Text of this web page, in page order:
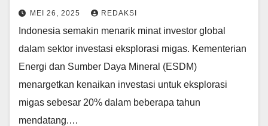
MEI 26, 2025 REDAKSI
Indonesia semakin menarik minat investor global
dalam sektor investasi eksplorasi migas. Kementerian
Energi dan Sumber Daya Mineral (ESDM)
menargetkan kenaikan investasi untuk eksplorasi
migas sebesar 20% dalam beberapa tahun
mendatang.…